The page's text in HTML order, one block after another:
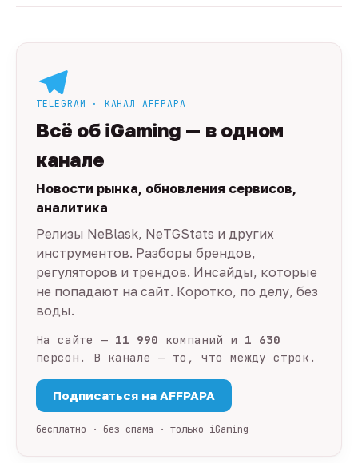
TELEGRAM · КАНАЛ AFFPAPA
Всё об iGaming — в одном
канале
Новости рынка, обновления сервисов,
аналитика
Релизы NeBlask, NeTGStats и других
инструментов. Разборы брендов,
регуляторов и трендов. Инсайды, которые
не попадают на сайт. Коротко, по делу, без
воды.
На сайте — 11 990 компаний и 1 630
персон. В канале — то, что между строк.
Подписаться на AFFPAPA
бесплатно · без спама · только iGaming